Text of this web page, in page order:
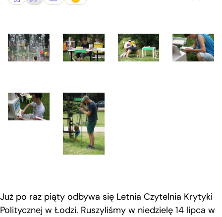
Już po raz piąty odbywa się Letnia Czytelnia Krytyki
Politycznej w Łodzi. Ruszyliśmy w niedzielę 14 lipca w